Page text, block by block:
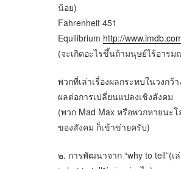
น้อย)
Fahrenheit 451
Equilibrium http://
(จะเกิดอะไรขึ้นถ้ามนุษย์ไร้อาร
พวกที่เล่าเรื่องผลกระทบในวงกว้
ผลต่อการเปลี่ยนแปลงเชิงสังคม
(พวก Mad Max หรือพวกหายนะ
ของสังคม ก็เข้าข่ายครับ)
๒. การพัฒนาจาก “why to tell”(เ